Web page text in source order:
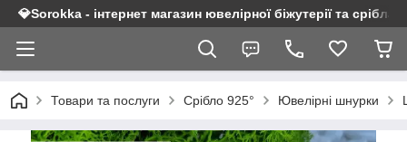
💎Sorokka - інтернет магазин ювелірної біжутерії та срібла
Товари та послуги Срібло 925° Ювелірні шнурки